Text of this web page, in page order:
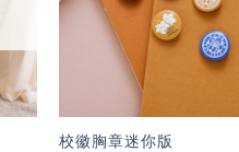
校徽胸章迷你版